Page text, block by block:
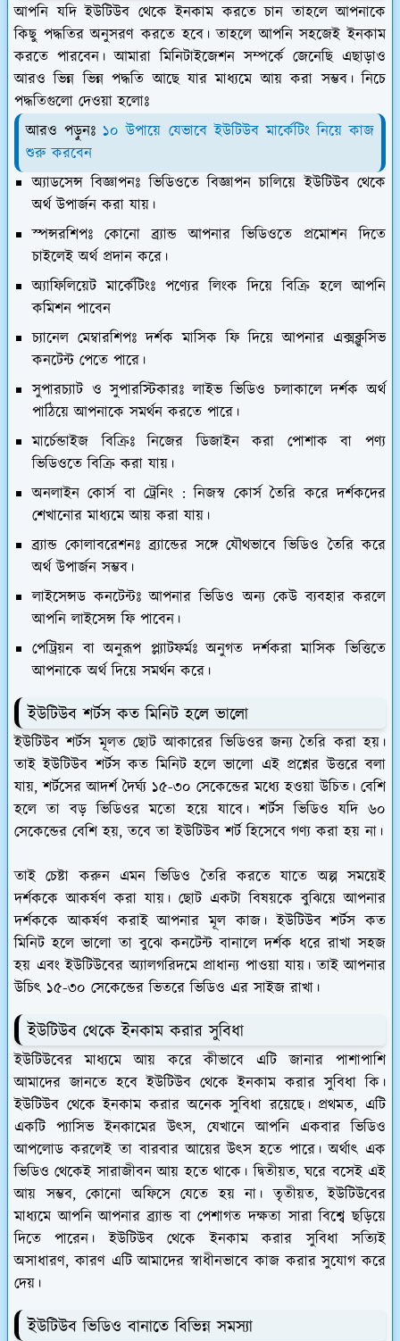
আপনি যদি ইউটিউব থেকে ইনকাম করতে চান তাহলে আপনাকে
কিছু পদ্ধতির অনুসরণ করতে হবে। তাহলে আপনি সহজেই ইনকাম
করতে পারবেন। আমারা মিনিটাইজেশন সম্পর্কে জেনেছি এছাড়াও
আরও ভিন্ন ভিন্ন পদ্ধতি আছে যার মাধ‍্যমে আয় করা সম্ভব। নিচে
পদ্ধতিগুলো দেওয়া হলোঃ
আরও পড়ুনঃ১০ উপায়ে যেভাবে ইউটিউব মার্কেটিং নিয়ে কাজ
শুরু করবেন
অ্যাডসেন্স বিজ্ঞাপনঃভিডিওতে বিজ্ঞাপন চালিয়ে ইউটিউব থেকে
অর্থ উপার্জন করা যায়।
স্পন্সরশিপঃ কোনো ব্র্যান্ড আপনার ভিডিওতে প্রমোশন দিতে
চাইলেই অর্থ প্রদান করে।
অ্যাফিলিয়েট মার্কেটিংঃ পণ্যের লিংক দিয়ে বিক্রি হলে আপনি
কমিশন পাবেন
চ্যানেল মেম্বারশিপঃদর্শক মাসিক ফি দিয়ে আপনার এক্সক্লুসিভ
কনটেন্ট পেতে পারে।
সুপারচ্যাট ও সুপারস্টিকারঃলাইভ ভিডিও চলাকালে দর্শক অর্থ
পাঠিয়ে আপনাকে সমর্থন করতে পারে।
মার্চেন্ডাইজ বিক্রিঃনিজের ডিজাইন করা পোশাক বা পণ্য
ভিডিওতে বিক্রি করা যায়।
অনলাইন কোর্স বা ট্রেনিং :নিজস্ব কোর্স তৈরি করে দর্শকদের
শেখানোর মাধ্যমে আয় করা যায়।
ব্র্যান্ড কোলাবরেশনঃব্র্যান্ডের সঙ্গে যৌথভাবে ভিডিও তৈরি করে
অর্থ উপার্জন সম্ভব।
লাইসেন্সড কনটেন্টঃআপনার ভিডিও অন্য কেউ ব্যবহার করলে
আপনি লাইসেন্স ফি পাবেন।
পেট্রিয়ন বা অনুরূপ প্ল্যাটফর্মঃঅনুগত দর্শকরা মাসিক ভিত্তিতে
আপনাকে অর্থ দিয়ে সমর্থন করে।
ইউটিউব শর্টস কত মিনিট হলে ভালো
ইউটিউব শর্টস মূলত ছোট আকারের ভিডিওর জন্য তৈরি করা হয়।
তাই ইউটিউব শর্টস কত মিনিট হলে ভালো এই প্রশ্নের উত্তরে বলা
যায়, শর্টসের আদর্শ দৈর্ঘ্য ১৫-৩০ সেকেন্ডের মধ্যে হওয়া উচিত। বেশি
হলে তা বড় ভিডিওর মতো হয়ে যাবে। শর্টস ভিডিও যদি ৬০
সেকেন্ডের বেশি হয়, তবে তা ইউটিউব শর্ট হিসেবে গণ্য করা হয় না।
তাই চেষ্টা করুন এমন ভিডিও তৈরি করতে যাতে অল্প সময়েই
দর্শককে আকর্ষণ করা যায়। ছোট একটা বিষয়কে বুঝিয়ে আপনার
দর্শককে আকর্ষণ করাই আপনার মূল কাজ। ইউটিউব শর্টস কত
মিনিট হলে ভালো তা বুঝে কনটেন্ট বানালে দর্শক ধরে রাখা সহজ
হয় এবং ইউটিউবের অ্যালগরিদমে প্রাধান্য পাওয়া যায়। তাই আপনার
উচিৎ ১৫-৩০ সেকেন্ডের ভিতরে ভিডিও এর সাইজ রাখা।
ইউটিউব থেকে ইনকাম করার সুবিধা
ইউটিউবের মাধ‍্যমে আয় করে কীভাবে এটি জানার পাশাপাশি
আমাদের জানতে হবে ইউটিউব থেকে ইনকাম করার সুবিধা কি।
ইউটিউব থেকে ইনকাম করার অনেক সুবিধা রয়েছে। প্রথমত, এটি
একটি প্যাসিভ ইনকামের উৎস, যেখানে আপনি একবার ভিডিও
আপলোড করলেই তা বারবার আয়ের উৎস হতে পারে। অর্থাৎ এক
ভিডিও থেকেই সারাজীবন আয় হতে থাকে। দ্বিতীয়ত, ঘরে বসেই এই
আয় সম্ভব, কোনো অফিসে যেতে হয় না। তৃতীয়ত, ইউটিউবের
মাধ্যমে আপনি আপনার ব্র্যান্ড বা পেশাগত দক্ষতা সারা বিশ্বে ছড়িয়ে
দিতে পারেন। ইউটিউব থেকে ইনকাম করার সুবিধা সত্যিই
অসাধারণ, কারণ এটি আমাদের স্বাধীনভাবে কাজ করার সুযোগ করে
দেয়।
ইউটিউব ভিডিও বানাতে বিভিন্ন সমস্যা